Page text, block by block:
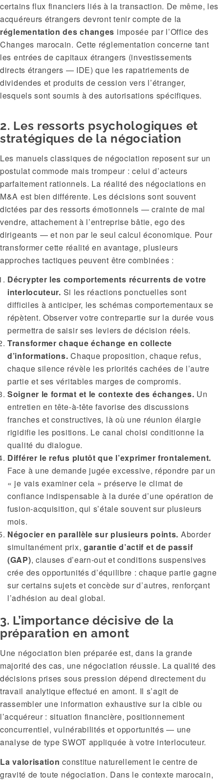
certains flux financiers liés à la transaction. De même, les
acquéreurs étrangers devront tenir compte de la
réglementation des changes imposée par l’Office des
Changes marocain. Cette réglementation concerne tant
les entrées de capitaux étrangers (investissements
directs étrangers — IDE) que les rapatriements de
dividendes et produits de cession vers l’étranger,
lesquels sont soumis à des autorisations spécifiques.
2. Les ressorts psychologiques et
stratégiques de la négociation
Les manuels classiques de négociation reposent sur un
postulat commode mais trompeur : celui d’acteurs
parfaitement rationnels. La réalité des négociations en
M&A est bien différente. Les décisions sont souvent
dictées par des ressorts émotionnels — crainte de mal
vendre, attachement à l’entreprise bâtie, ego des
dirigeants — et non par le seul calcul économique. Pour
transformer cette réalité en avantage, plusieurs
approches tactiques peuvent être combinées :
Décrypter les comportements récurrents de votre
interlocuteur. Si les réactions ponctuelles sont
difficiles à anticiper, les schémas comportementaux se
répètent. Observer votre contrepartie sur la durée vous
permettra de saisir ses leviers de décision réels.
Transformer chaque échange en collecte
d’informations. Chaque proposition, chaque refus,
chaque silence révèle les priorités cachées de l’autre
partie et ses véritables marges de compromis.
Soigner le format et le contexte des échanges. Un
entretien en tête-à-tête favorise des discussions
franches et constructives, là où une réunion élargie
rigidifie les positions. Le canal choisi conditionne la
qualité du dialogue.
Différer le refus plutôt que l’exprimer frontalement.
Face à une demande jugée excessive, répondre par un
« je vais examiner cela » préserve le climat de
confiance indispensable à la durée d’une opération de
fusion-acquisition, qui s’étale souvent sur plusieurs
mois.
Négocier en parallèle sur plusieurs points. Aborder
simultanément prix, garantie d’actif et de passif
(GAP), clauses d’earn-out et conditions suspensives
crée des opportunités d’équilibre : chaque partie gagne
sur certains sujets et concède sur d’autres, renforçant
l’adhésion au deal global.
3. L’importance décisive de la
préparation en amont
Une négociation bien préparée est, dans la grande
majorité des cas, une négociation réussie. La qualité des
décisions prises sous pression dépend directement du
travail analytique effectué en amont. Il s’agit de
rassembler une information exhaustive sur la cible ou
l’acquéreur : situation financière, positionnement
concurrentiel, vulnérabilités et opportunités — une
analyse de type SWOT appliquée à votre interlocuteur.
La valorisation constitue naturellement le centre de
gravité de toute négociation. Dans le contexte marocain,